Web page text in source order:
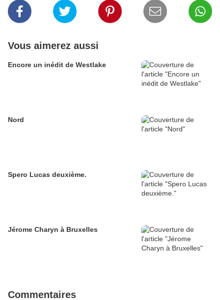
Vous aimerez aussi
Encore un inédit de Westlake
Nord
Spero Lucas deuxième.
Jérome Charyn à Bruxelles
Commentaires